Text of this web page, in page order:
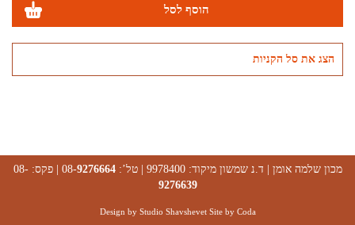
הוסף לסל
הצג את סל הקניות
מכון שלמה אומן | ד.נ שמשון מיקוד: 9978400 | טל’: 08- 9276664
| פקס: 08-
9276639
Design by Studio Shavshevet Site by Coda